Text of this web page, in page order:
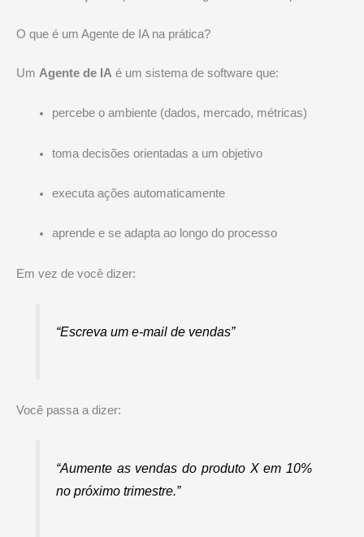
O que é um Agente de IA na prática?
Um Agente de IA é um sistema de software que:
percebe o ambiente (dados, mercado, métricas)
toma decisões orientadas a um objetivo
executa ações automaticamente
aprende e se adapta ao longo do processo
Em vez de você dizer:
“Escreva um e-mail de vendas”
Você passa a dizer:
“Aumente as vendas do produto X em 10%
no próximo trimestre.”